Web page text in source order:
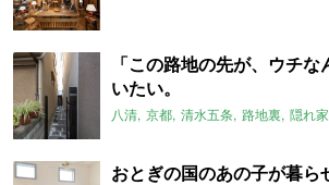
「この路地の先が、ウチ
いたい。
八清 京都 清水五条 路地裏 隠れ家
おとぎの国のあの子が暮ら